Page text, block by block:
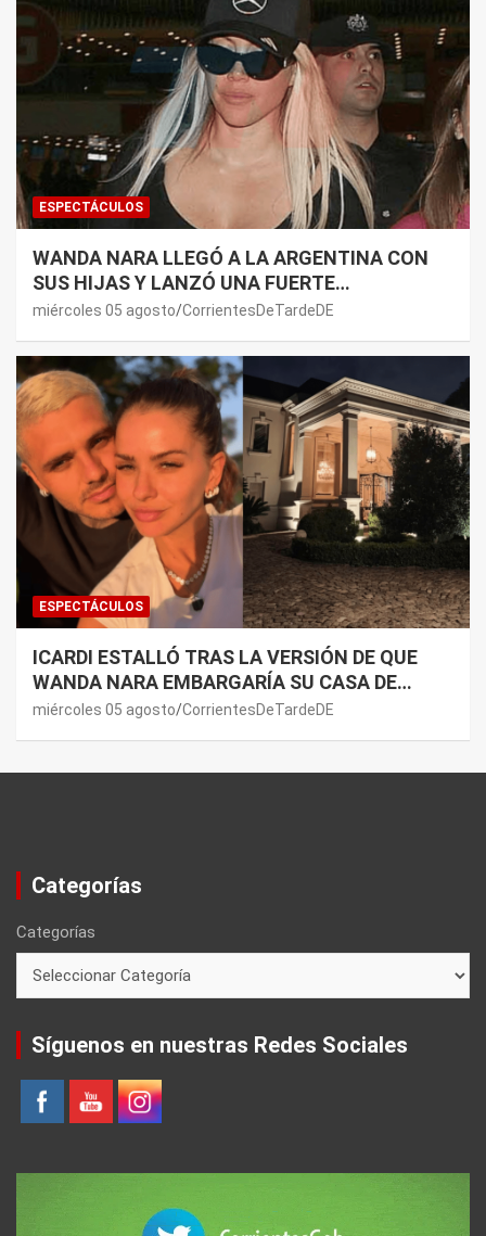
ESPECTÁCULOS
WANDA NARA LLEGÓ A LA ARGENTINA CON
SUS HIJAS Y LANZÓ UNA FUERTE
PREMONICIÓN SOBRE MAURO ICARDI
miércoles 05 agosto CorrientesDeTardeDE
ESPECTÁCULOS
ICARDI ESTALLÓ TRAS LA VERSIÓN DE QUE
WANDA NARA EMBARGARÍA SU CASA DE
NORDELTA: “NECESITAN RASCAR DE ALGÚN
miércoles 05 agosto CorrientesDeTardeDE
Categorías
Categorías
Síguenos en nuestras Redes Sociales